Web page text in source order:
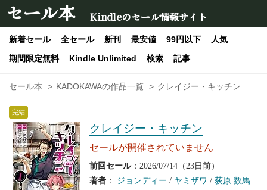
セール本 Kindleのセール情報サイト
新着セール 全セール 新刊 最安値 99円以下
人気
期間限定無料
Kindle Unlimited 検索 記事
セール本 KADOKAWAの作品一覧 クレイジー・キッチン
完結
クレイジー・キッチン
セールが開催されていません
前回セール：2026/07/14（23日前）
著者 ： ジョンディー / ヤミザワ / 荻原 数馬